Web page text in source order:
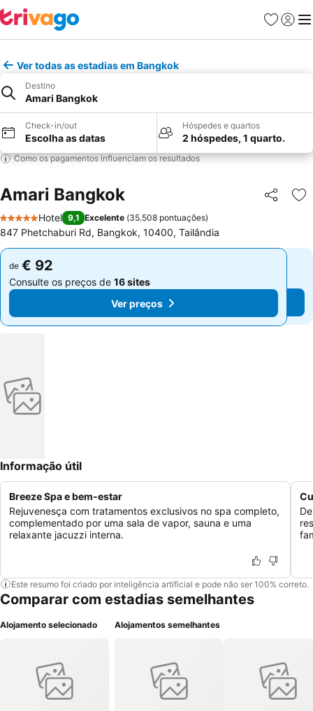
Favoritos
Iniciar
Ver todas as estadias em Bangkok
Destino
Amari Bangkok
Check-in/out
Escolha as datas
Hóspedes e quartos
2 hóspedes, 1 quarto.
Como os pagamentos influenciam os resultados
Amari Bangkok Partilhar
5 Estrelas
Hotel 9,1 Excelente (35.508 pontuações)
847 Phetchaburi Rd, Bangkok, 10400, Tailândia
de € 92
Consulte os preços de 16 sites
Ver preços
de € 92
Consulte os preços de 16 sites
Ver preços
Informação útil
Breeze Spa e bem-estar
Rejuvenesça com tratamentos exclusivos no spa completo,
complementado por uma sala de vapor, sauna e uma
relaxante jacuzzi interna.
Este resumo foi criado por inteligência artificial e pode não ser 100% correto.
Comparar com estadias semelhantes
Alojamento selecionado Alojamentos semelhantes